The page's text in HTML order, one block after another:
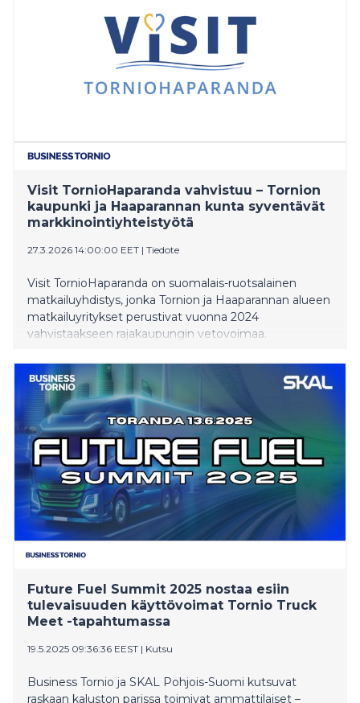
Visit TornioHaparanda vahvistuu – Tornion
kaupunki ja Haaparannan kunta syventävät
markkinointiyhteistyötä
27.3.2026 14:00:00 EET | Tiedote
Visit TornioHaparanda on suomalais-ruotsalainen
matkailuyhdistys, jonka Tornion ja Haaparannan alueen
matkailuyritykset perustivat vuonna 2024
vahvistaakseen rajakaupungin vetovoimaa.
kansainvälisesti sekä tuoda esiin kaksikielisen ja
kahden kulttuurin rajaseudun ainutlaatuiset elämykset.
Tornion kaupunki ja Business Tornio ovat sitoutuneet
tukemaan Visit TornioHaparanda ry:n toimintaa sekä
toiminnallisesti että taloudellisesti.
Future Fuel Summit 2025 nostaa esiin
tulevaisuuden käyttövoimat Tornio Truck
Meet -tapahtumassa
19.5.2025 09:36:36 EEST | Kutsu
Business Tornio ja SKAL Pohjois-Suomi kutsuvat
raskaan kaluston parissa toimivat ammattilaiset –